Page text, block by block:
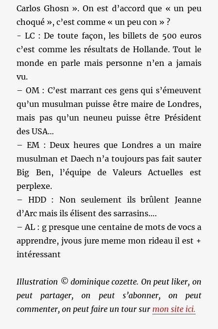
Carlos Ghosn ». On est d’accord que « un peu
choqué », c’est comme « un peu con » ?
c’est comme les résultats de Hollande. Tout le
monde en parle mais personne n’en a jamais
vu.
– OM : C’est marrant ces gens qui s’émeuvent
qu’un musulman puisse être maire de Londres,
mais pas qu’un neuneu puisse être Président
des USA…
– EM : Deux heures que Londres a un maire
musulman et Daech n’a toujours pas fait sauter
Big Ben, l’équipe de Valeurs Actuelles est
perplexe.
– HDD : Non seulement ils brûlent Jeanne
d’Arc mais ils élisent des sarrasins….
– AL : g presque une centaine de mots de vocs a
apprendre, jvous jure meme mon rideau il est +
intéressant
Illustration © dominique cozette. On peut liker, on
peut partager, on peut s’abonner, on peut
commenter, on peut faire un tour sur mon site ici.